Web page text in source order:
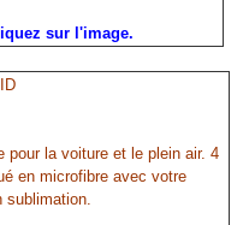
sur l'image.
pour la voiture et le plein air. 4
en microfibre avec votre
sublimation.